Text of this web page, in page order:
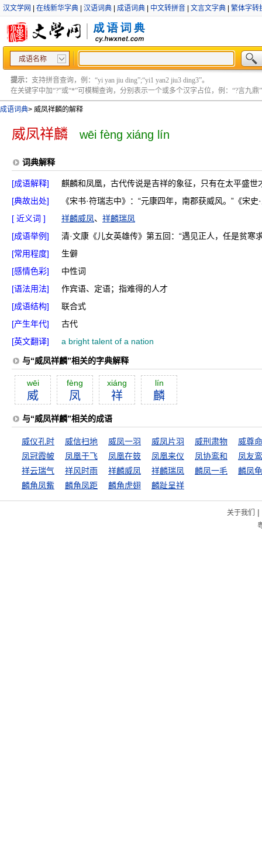
汉文学网 在线新华字典 汉语词典 成语词典 中文转拼音 文言文字典 繁体字转
成语名称
提示： 支持拼音查询，例：“yi yan jiu ding”;“yi1 yan2 jiu3 ding3”。
在关键字中加“?”或“*”可模糊查询，分别表示一个或多个汉字占位，例：“?言九鼎”
成语词典> 威凤祥麟的解释
威凤祥麟 wēi fèng xiáng lín
词典解释
[成语解释]
麒麟和凤凰，古代传说是吉祥的象征，只有在太平盛
[典故出处]
《宋书·符瑞志中》：“元康四年，南郡获威风。”《宋
[ 近义词 ]
祥麟威凤、 祥麟瑞凤
[成语举例]
清·文康《儿女英雄传》第五回：“遇见正人，任是贫寒
[常用程度]
生僻
[感情色彩]
中性词
[语法用法]
作宾语、定语；指难得的人才
[成语结构]
联合式
[产生年代]
古代
[英文翻译]
a bright talent of a nation
与“威凤祥麟”相关的字典解释
wēi
威
fèng
凤
xiáng
祥
lín
麟
与“威凤祥麟”相关的成语
威仪孔时 威信扫地 威凤一羽 威凤片羽 威刑肃物
威尊
凤冠霞帔
凤凰于飞 凤凰在笯 凤凰来仪 凤协鸾和
凤友
祥云瑞气
祥风时雨 祥麟威凤 祥麟瑞凤 麟凤一毛
麟凤
麟角凤觜
麟角凤距 麟角虎翅 麟趾呈祥
关于我们 |